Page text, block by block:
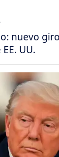
nuevo
UU.